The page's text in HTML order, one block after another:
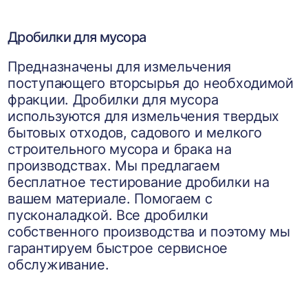
Дробилки для мусора
Предназначены для измельчения
поступающего вторсырья до необходимой
фракции. Дробилки для мусора
используются для измельчения твердых
бытовых отходов, садового и мелкого
строительного мусора и брака на
производствах. Мы предлагаем
бесплатное тестирование дробилки на
вашем материале. Помогаем с
пусконаладкой. Все дробилки
собственного производства и поэтому мы
гарантируем быстрое сервисное
обслуживание.